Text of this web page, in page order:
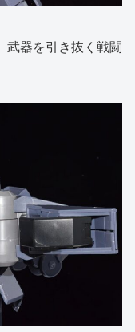
武器を引き抜く戦闘